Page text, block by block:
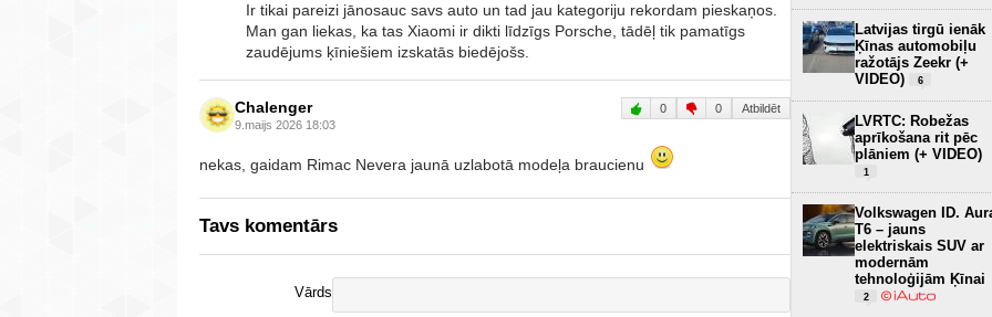
Ir tikai pareizi jānosauc savs auto un tad jau kategoriju rekordam pieskaņos.
Man gan liekas, ka tas Xiaomi ir dikti līdzīgs Porsche, tādēļ tik pamatīgs
zaudējums ķīniešiem izskatās biedējošs.
Chalenger
9.maijs 2026 18:03
0 0 Atbildēt
nekas, gaidam Rimac Nevera jaunā uzlabotā modeļa braucienu
Tavs komentārs
Vārds
Latvijas tirgū ienāk
Ķīnas automobiļu
ražotājs Zeekr (+
VIDEO)
6
LVRTC: Robežas
aprīkošana rit pēc
plāniem (+ VIDEO)
1
Volkswagen ID.
T6 – jauns
elektriskais SUV ar
modernām
tehnoloģijām Ķīnai
2